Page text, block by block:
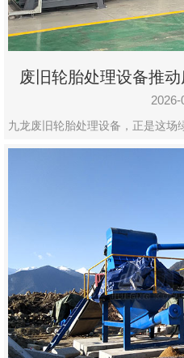
废旧轮胎处理设备推
2026-
九龙废旧轮胎处理设备，正是这场